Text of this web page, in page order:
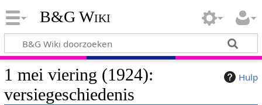
B&G Wiki
Hulp
1 mei viering (1924):
versiegeschiedenis